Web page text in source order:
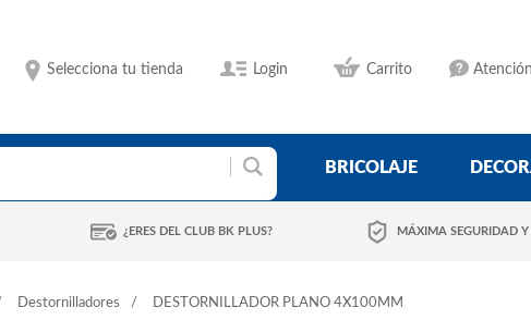
Selecciona tu tienda Login Carrito
BRICOLAJE
¿ERES DEL CLUB BK PLUS? MÁXIMA SEGURIDAD
Destornilladores DESTORNILLADOR PLANO 4X100MM